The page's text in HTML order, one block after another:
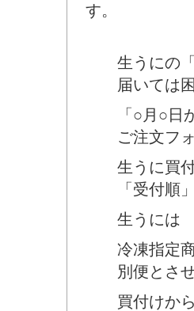
す。
生うにの「
届いては困
「○月○日か
ご注文フォ
生うに買付
「受付順」
生うには 「
冷凍指定商
別便とさせ
買付けから